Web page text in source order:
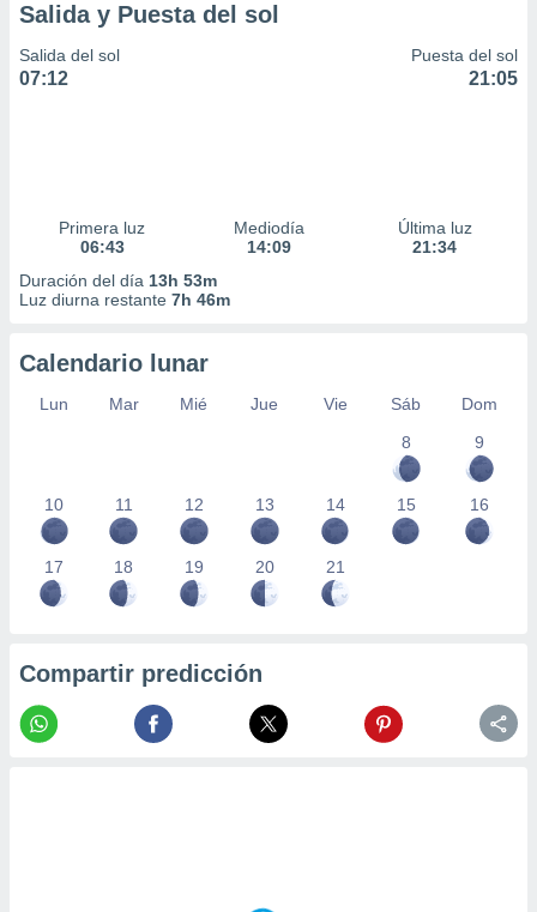
Salida y Puesta del sol
Salida del sol
07:12
Puesta del sol
21:05
Primera luz
06:43
Mediodía
14:09
Última luz
21:34
Duración del día 13h 53m
Luz diurna restante 7h 46m
Calendario lunar
Lun Mar Mié Jue Vie Sáb
Dom
8
9
10 11 12 13 14 15 16
17 18 19 20 21
Compartir predicción